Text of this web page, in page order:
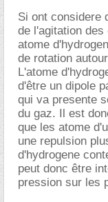
Si ont considere
de l'agitation
atome
de rotation
L'atome
d'être un dipole
qui va presente
du gaz. Il est
que les atome
une repulsion
d'hydrogene
peut donc être
pression sur les